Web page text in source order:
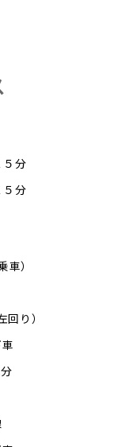
分
分
車）
り）